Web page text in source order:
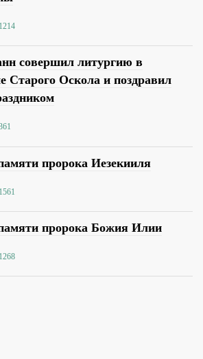
1214
совершил литургию в
Старого Оскола и поздравил
пророка Иезекииля
1561
пророка Божия Илии
1268